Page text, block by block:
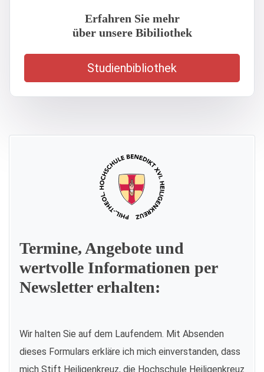
Erfahren Sie mehr
über unsere Bibiliothek
Studienbibliothek
Termine, Angebote und
wertvolle Informationen per
Newsletter erhalten:
Wir halten Sie auf dem Laufendem. Mit Absenden
dieses Formulars erkläre ich mich einverstanden, dass
mich Stift Heiligenkreuz, die Hochschule Heiligenkreuz